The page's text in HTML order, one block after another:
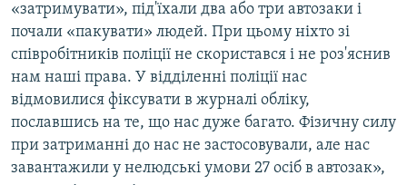
«затримувати», під'їхали два або три автозаки і
почали «пакувати» людей. При цьому ніхто зі
співробітників поліції не скористався і не роз'яснив
нам наші права. У відділенні поліції нас
відмовилися фіксувати в журналі обліку,
пославшись на те, що нас дуже багато. Фізичну силу
при затриманні до нас не застосовували, але нас
завантажили у нелюдські умови 27 осіб в автозак»,